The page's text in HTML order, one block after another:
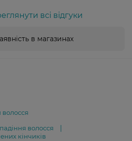
всі відгуки
в магазинах
волосся
волосся
кінчиків